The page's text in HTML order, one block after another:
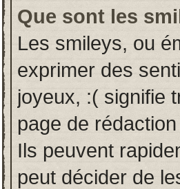
Que sont les
Les smileys, ou
exprimer des
joyeux, :( signifie
page de
Ils peuvent
peut décider de